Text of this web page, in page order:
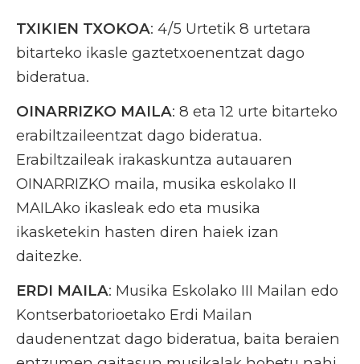
TXIKIEN TXOKOA: 4/5 Urtetik 8 urtetara
bitarteko ikasle gaztetxoenentzat dago
bideratua.
OINARRIZKO MAILA: 8 eta 12 urte bitarteko
erabiltzaileentzat dago bideratua.
Erabiltzaileak irakaskuntza autauaren
OINARRIZKO maila, musika eskolako II
MAILAko ikasleak edo eta musika
ikasketekin hasten diren haiek izan
daitezke.
ERDI MAILA: Musika Eskolako III Mailan edo
Kontserbatorioetako Erdi Mailan
daudenentzat dago bideratua, baita beraien